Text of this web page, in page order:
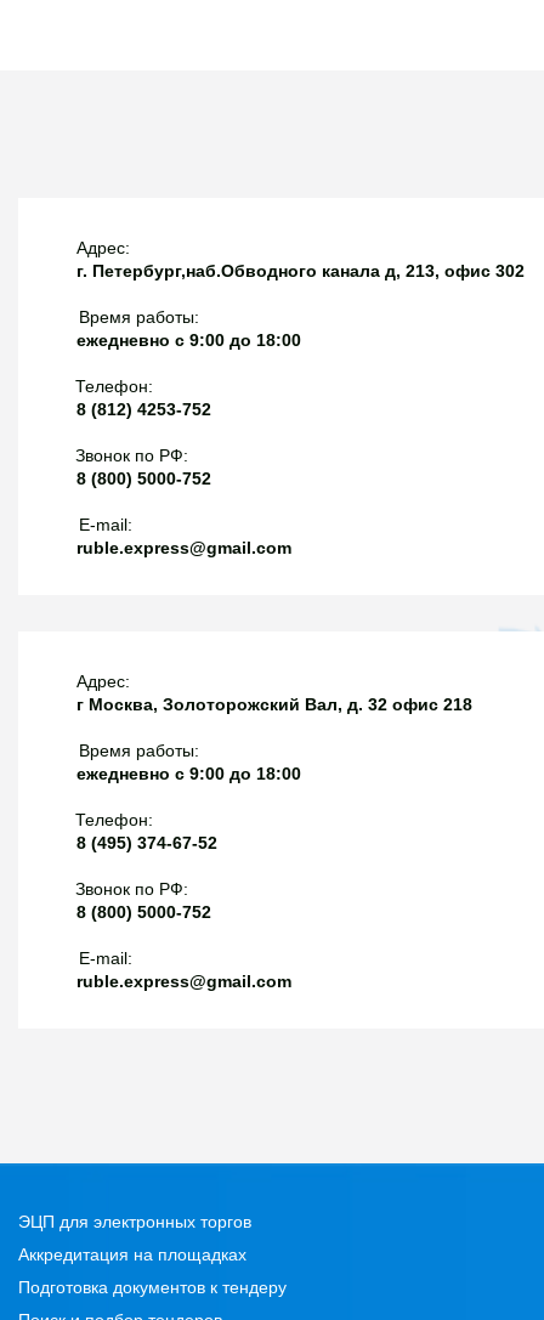
Адрес:
г. Петербург,наб.Обводного канала д, 213, офис 302
Время работы:
ежедневно с 9:00 до 18:00
Телефон:
8 (812) 4253-752
Звонок по РФ:
8 (800) 5000-752
E-mail:
ruble.express@gmail.com
Адрес:
г Москва, Золоторожский Вал, д. 32 офис 218
Время работы:
ежедневно с 9:00 до 18:00
Телефон:
8 (495) 374-67-52
Звонок по РФ:
8 (800) 5000-752
E-mail:
ruble.express@gmail.com
ЭЦП для электронных торгов
Аккредитация на площадках
Подготовка документов к тендеру